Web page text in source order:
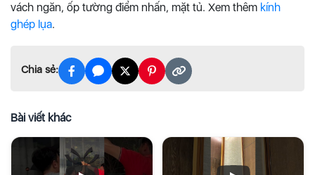
vách ngăn, ốp tường điểm nhấn, mặt tủ. Xem thêm kính
ghép lụa.
Chia sẻ:
Bài viết khác